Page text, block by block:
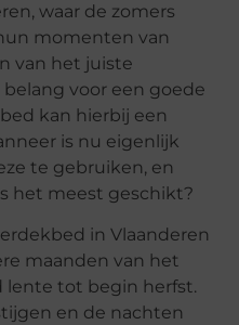
waar de zomers
momenten van
van het juiste
voor een goede
kan hierbij een
is nu eigenlijk
te gebruiken, en
het meest geschikt?
in Vlaanderen
maanden van het
lente tot begin herfst.
en de nachten